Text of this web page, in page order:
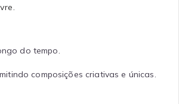
do tempo.
composições criativas e únicas.